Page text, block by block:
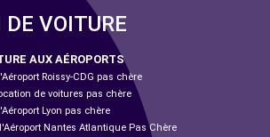
VOITURE
AUX AÉROPORTS
Roissy-CDG pas chère
de voitures pas chère
Lyon pas chère
Nantes Atlantique Pas Chère